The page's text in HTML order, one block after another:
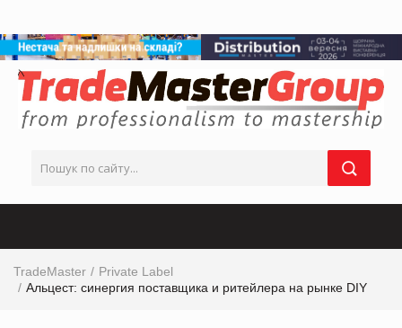
TradeMaster
Private Label
Альцест: синергия поставщика и ритейлера на рынке DIY